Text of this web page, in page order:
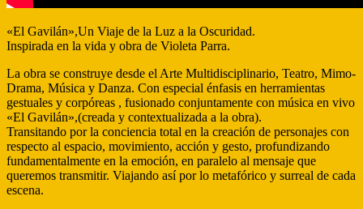
«El Gavilán»,Un Viaje de la Luz a la Oscuridad.
Inspirada en la vida y obra de Violeta Parra.
La obra se construye desde el Arte Multidisciplinario, Teatro, Mimo-
Drama, Música y Danza. Con especial énfasis en herramientas
gestuales y corpóreas , fusionado conjuntamente con música en vivo
«El Gavilán»,(creada y contextualizada a la obra).
Transitando por la conciencia total en la creación de personajes con
respecto al espacio, movimiento, acción y gesto, profundizando
fundamentalmente en la emoción, en paralelo al mensaje que
queremos transmitir. Viajando así por lo metafórico y surreal de cada
escena.